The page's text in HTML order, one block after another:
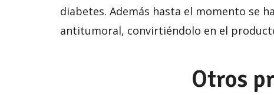
diabetes. Además hasta el momento se
antitumoral, convirtiéndolo en el
Otros